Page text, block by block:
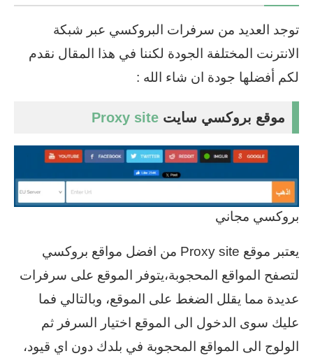
توجد العديد من سرفرات البروكسي عبر شبكة
الانترنت المختلفة الجودة لكننا في هذا المقال نقدم
لكم أفضلها جودة ان شاء الله :
موقع بروكسي سايت Proxy site
بروكسي مجاني
يعتبر موقع Proxy site من افضل مواقع بروكسي
لتصفح المواقع المحجوبة،يتوفر الموقع على سرفرات
عديدة مما يقلل الضغط على الموقع، وبالتالي فما
عليك سوى الدخول الى الموقع اختيار السرفر ثم
الولوج الى المواقع المحجوبة في بلدك دون اي قيود،